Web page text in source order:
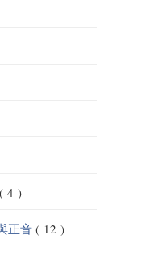
( 4 )
正音( 12 )